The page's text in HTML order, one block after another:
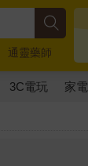
通靈藥師
3C電玩 家電